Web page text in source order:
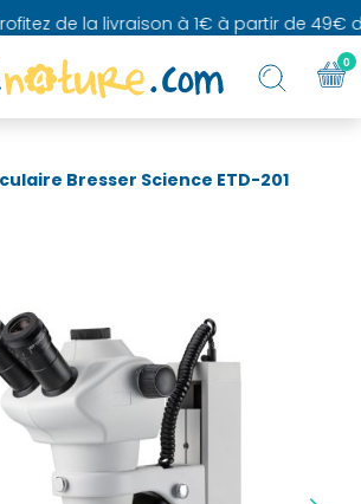
de la livraison à 1€ à partir de 49€
Bresser Science ETD-201
0